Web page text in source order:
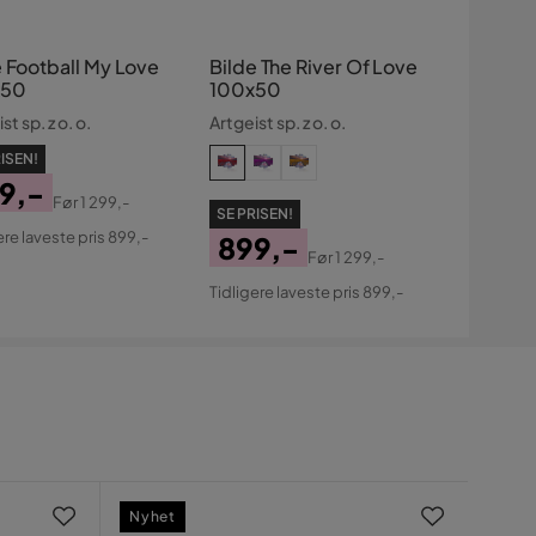
Football My Love
sp. z o. o.
Før1 299,-
laveste pris 899,-
Bilde The River Of Love
100x50
Artgeist sp. z o. o.
SE PRISEN!
Pris
899,-
Original
Før1 299,-
Tidligere laveste pris 899,-
Nyhet